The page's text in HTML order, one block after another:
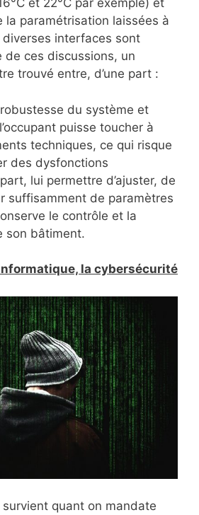
et 22°C par exemple) et
la paramétrisation laissées à
diverses interfaces sont
de ces discussions, un
trouvé entre, d’une part :
du système et
puisse toucher à
techniques, ce qui risque
des dysfonctions
lui permettre d’ajuster, de
suffisamment de paramètres
le contrôle et la
son bâtiment.
la cybersécurité
survient quant on mandate